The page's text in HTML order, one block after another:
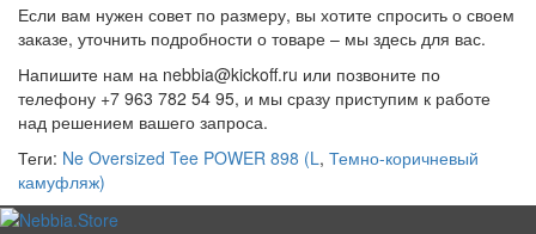
Если вам нужен совет по размеру, вы хотите спросить о своем
заказе, уточнить подробности о товаре – мы здесь для вас.
Напишите нам на nebbia@kickoff.ru или позвоните по
телефону +7 963 782 54 95, и мы сразу приступим к работе
над решением вашего запроса.
Теги: Ne Oversized Tee POWER 898 (L, Темно-коричневый
камуфляж)